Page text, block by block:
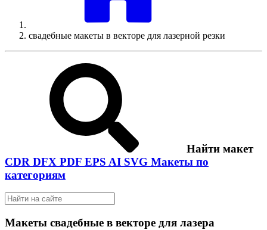
свадебные макеты в векторе для лазерной резки
Найти макет
CDR DFX PDF EPS AI SVG Макеты по
категориям
Макеты свадебные в векторе для лазера